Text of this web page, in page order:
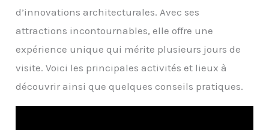
d’innovations architecturales. Avec ses
attractions incontournables, elle offre une
expérience unique qui mérite plusieurs jours de
visite. Voici les principales activités et lieux à
découvrir ainsi que quelques conseils pratiques.